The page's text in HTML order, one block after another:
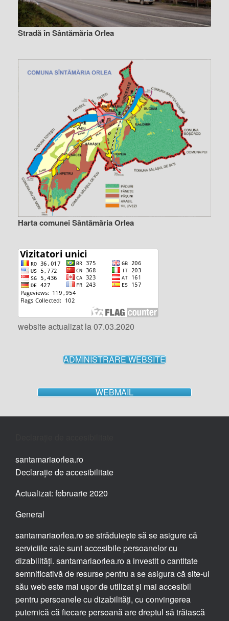
Stradă în Sântămăria Orlea
Harta comunei Sântămăria Orlea
website actualizat la 07.03.2020
ADMINISTRARE WEBSITE
WEBMAIL
santamariaorlea.ro
Declarație de accesibilitate
Actualizat: februarie 2020
General
santamariaorlea.ro se străduiește să se asigure că
serviciile sale sunt accesibile persoanelor cu
dizabilități. santamariaorlea.ro a investit o cantitate
semnificativă de resurse pentru a se asigura că site-ul
său web este mai ușor de utilizat și mai accesibil
pentru persoanele cu dizabilități, cu convingerea
puternică că fiecare persoană are dreptul să trăiască